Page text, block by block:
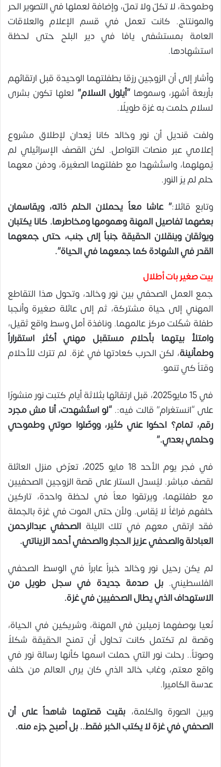
وطموحة، لا تكلّ ولا تملّ، وإضافة لعملها في التصوير الحر
والمونتاج. كانت تعمل في قسم الإعلام والعلاقات
العامة بمستشفى يافا في دير البلح حتى لحظة
استشهادها.
وأشار إلى أن الزوجين رزقا بطفلتهما الوحيدة قبل ارتقائهم
بأربعة أشهر، وسموها “أيلول السلام” لعلها تكون بشرى
لسلام حلمت به غزة طويلًا.
ولفت قنديل أن نور وخالد كانا يُعدان لإطلاق مشروع
إعلامي عبر منصات التواصل. لكن القصف الإسرائيلي لم
يُمهلهما، واستُشهدا مع طفلتهما الصغيرة، ودفن معهما
حلم لم يرَ النور.
وتابع قائلا:” عاشا معاً يحملان الحلم ذاته، ويقاسمان
بعضهما تفاصيل المهنة وهمومها ومخاطرها. كانا يكتبان
ويوثقان وينقلان الحقيقة جنباً إلى جنب، حتى جمعهما
القدر في الشهادة كما جمعهما في الحياة”.
بيت صغير بات أطلال
جمع العمل الصحفي بين نور وخالد، وتحول هذا التقاطع
المهني إلى حياة مشتركة، ثم إلى عائلة صغيرة وأنجبا
طفلة شكّلت مركز عالمهما. ونافذة أمل وسط واقع ثقيل،
وامتلأ بيتهما بأحلام مستقبل مهني أكثر استقراراً
وطمأنينة، لكن الحرب كعادتها في غزة. لم تترك للأحلام
وقتاً كي تنمو.
في 15 مايو2025، قبل ارتقائها بثلاثة أيام كتبت نور منشورًا
على “انستغرام” قالت فيه:. “لو استُشهدت، أنا مش مجرد
رقم، تمام؟ احكوا عني كثير، ووصّلوا صوتي وطموحي
وحلمي بعدي.”
في فجر يوم الأحد 18 مايو 2025، تعرّض منزل العائلة
لقصف مباشر. ليُسدل الستار على قصة الزوجين الصحفيين
مع طفلتهما، ويرتقوا معاً في لحظة واحدة، تاركين
خلفهم فراغاً لا يُقاس. ولأن حتى الموت في غزة بالجملة
فقد ارتقى معهم في تلك الليلة الصحفي عبدالرحمن
العبادلة والصحفي عزيز الحجار والصحفي أحمد الزيناتي.
لم يكن رحيل نور وخالد خبراً عابراً في الوسط الصحفي
الفلسطيني.بل صدمة جديدة في سجل طويل من
الاستهداف الذي يطال الصحفيين في غزة.
نُعيا بوصفهما زميلين في المهنة، وشريكين في الحياة،
وقصة لم تكتمل كانت تحاول أن تمنح الحقيقة شكلاً
وصوتاً.. رحلت نور التي حملت اسمها كأنها رسالة نور في
واقع معتم، وغاب خالد الذي كان يرى العالم من خلف
عدسة الكاميرا.
وبين الصورة والكلمة، بقيت قصتهما شاهداً على أن
الصحفي في غزة لا يكتب الخبر فقط.. بل أصبح جزء منه.